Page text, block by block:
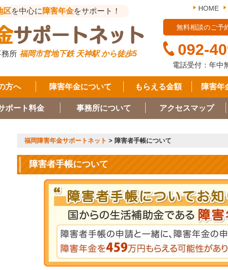
区を中心に 障害年金をサポート！
所 福岡市営地下鉄 天神駅 から徒歩5
HOME
無料相談のご予
092-
電話受付：年中
方へ 障害年金について もらえる金額 障害年
ポート料金 事務所について アクセスマップ
福岡障害年金サポートネット > 障害者手帳について
障害者手帳について